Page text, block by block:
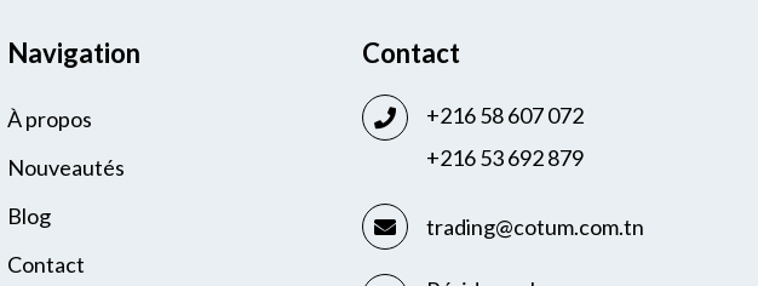
Navigation
À propos
Nouveautés
Blog
Contact
Contact
+216 58 607 072
+216 53 692 879
trading@cotum.com.tn